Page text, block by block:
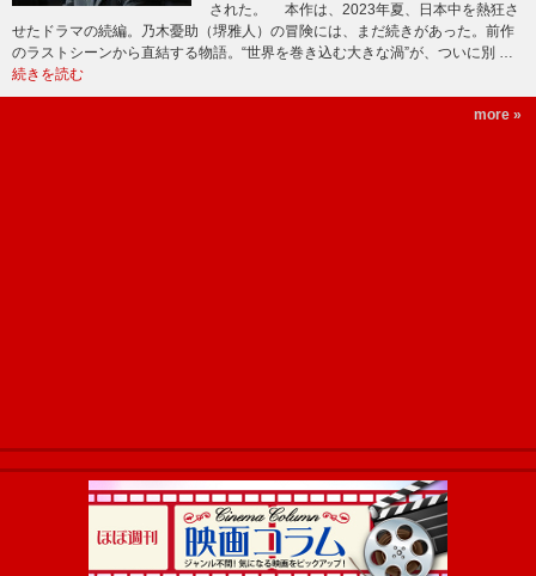
された。 本作は、2023年夏、日本中を熱狂さ
せたドラマの続編。乃木憂助（堺雅人）の冒険には、まだ続きがあった。前作
のラストシーンから直結する物語。“世界を巻き込む大きな渦”が、ついに別 …
続きを読む
more »